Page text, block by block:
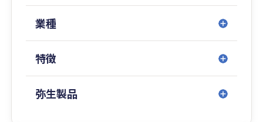
また、相続・贈与のご相談にも対応し、事業の誕
す。オンラインでのご相談も可能ですので、全国
どこからでもお気軽にご連絡ください。
業種
特徴
弥生製品